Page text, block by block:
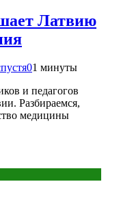
Латвию
01 минуты
и педагогов
Разбираемся,
медицины